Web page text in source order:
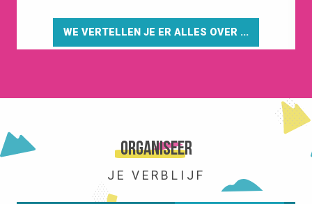
WE VERTELLEN JE ER ALLES OVER ...
Organiseer
JE VERBLIJF
HET STATION